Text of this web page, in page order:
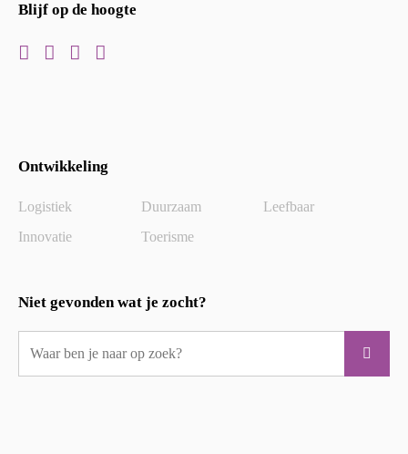
Blijf op de hoogte
Ontwikkeling
Logistiek Duurzaam
Leefbaar
Innovatie
Toerisme
Niet gevonden wat je zocht?